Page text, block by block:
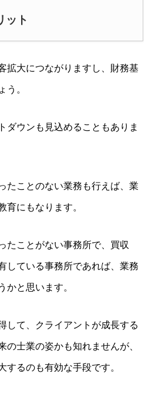
ット
拡大につながりますし、財務基
う。
ダウンも見込めることもありま
たことのない業務も行えば、業
育にもなります。
たことがない事務所で、買収
している事務所であれば、業務
かと思います。
して、クライアントが成長する
の士業の姿かも知れませんが、
するのも有効な手段です。